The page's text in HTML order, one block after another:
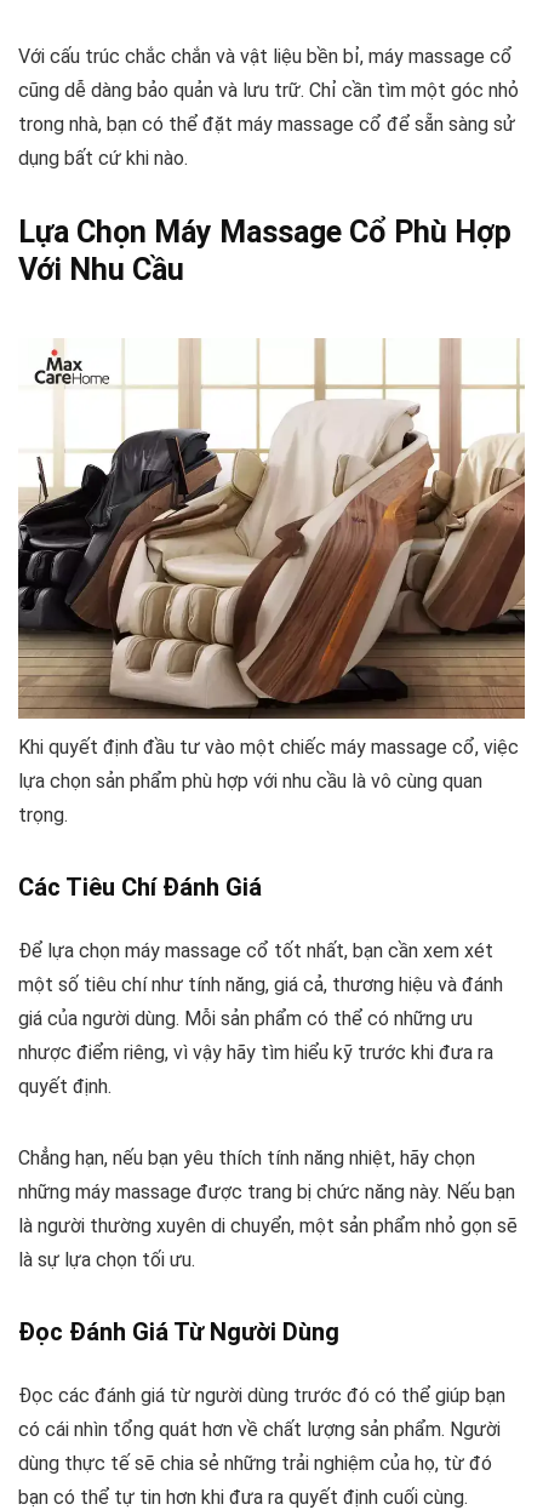
Với cấu trúc chắc chắn và vật liệu bền bỉ, máy massage cổ
cũng dễ dàng bảo quản và lưu trữ. Chỉ cần tìm một góc nhỏ
trong nhà, bạn có thể đặt máy massage cổ để sẵn sàng sử
dụng bất cứ khi nào.
Lựa Chọn Máy Massage Cổ Phù Hợp
Với Nhu Cầu
Khi quyết định đầu tư vào một chiếc máy massage cổ, việc
lựa chọn sản phẩm phù hợp với nhu cầu là vô cùng quan
trọng.
Các Tiêu Chí Đánh Giá
Để lựa chọn máy massage cổ tốt nhất, bạn cần xem xét
một số tiêu chí như tính năng, giá cả, thương hiệu và đánh
giá của người dùng. Mỗi sản phẩm có thể có những ưu
nhược điểm riêng, vì vậy hãy tìm hiểu kỹ trước khi đưa ra
quyết định.
Chẳng hạn, nếu bạn yêu thích tính năng nhiệt, hãy chọn
những máy massage được trang bị chức năng này. Nếu bạn
là người thường xuyên di chuyển, một sản phẩm nhỏ gọn sẽ
là sự lựa chọn tối ưu.
Đọc Đánh Giá Từ Người Dùng
Đọc các đánh giá từ người dùng trước đó có thể giúp bạn
có cái nhìn tổng quát hơn về chất lượng sản phẩm. Người
dùng thực tế sẽ chia sẻ những trải nghiệm của họ, từ đó
bạn có thể tự tin hơn khi đưa ra quyết định cuối cùng.